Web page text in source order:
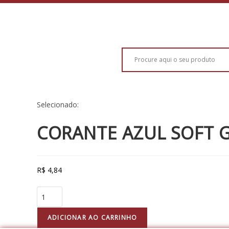
Selecionado:
CORANTE AZUL SOFT
R$ 4,84
ADICIONAR AO CARRINHO